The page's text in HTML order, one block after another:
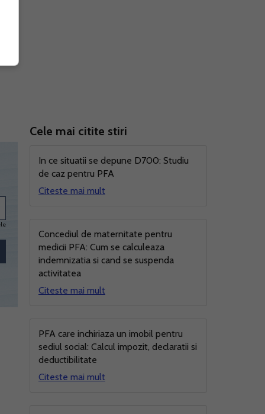
Cele mai citite stiri
In ce situatii se depune D700: Studiu
de caz pentru PFA
Citeste mai mult
Concediul de maternitate pentru
medicii PFA: Cum se calculeaza
indemnizatia si cand se suspenda
activitatea
Citeste mai mult
PFA care inchiriaza un imobil pentru
sediul social: Calcul impozit, declaratii si
deductibilitate
Citeste mai mult